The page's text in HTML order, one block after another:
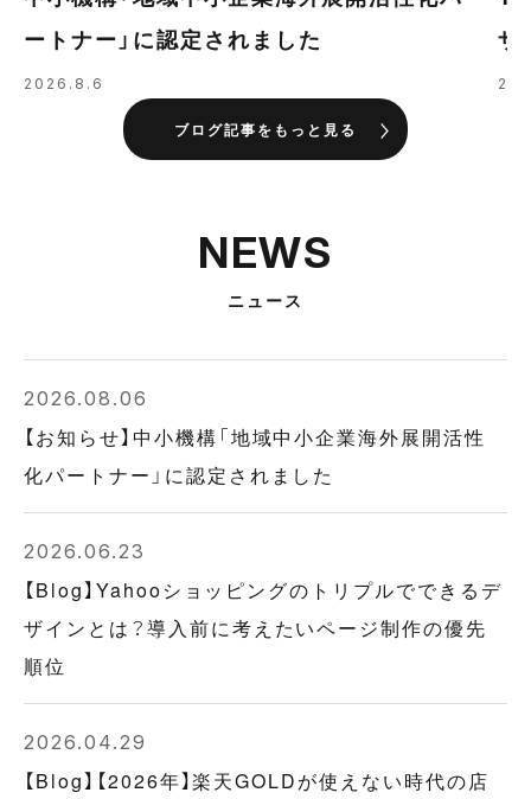
ートナー」に認定されました
2026.8.6
ザ
の
ブログ記事をもっと見る
NEWS
ニュース
2026.08.06
【お知らせ】中小機構「地域中小企業海外展開活性
化パートナー」に認定されました
2026.06.23
【Blog】Yahooショッピングのトリプルでできるデ
ザインとは？導入前に考えたいページ制作の優先
順位
2026.04.29
【Blog】【2026年】楽天GOLDが使えない時代の店